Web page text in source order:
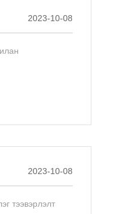
2023-10-08
2023-10-08
тээвэрлэлт